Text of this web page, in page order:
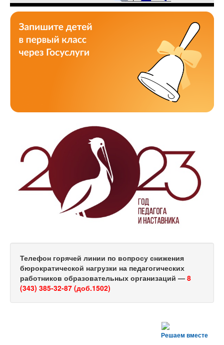
Телефон горячей линии по вопросу снижения
бюрократической нагрузки на педагогических
работников образовательных организаций — 8
(343) 385-32-87 (доб.1502)
Решаем вместе